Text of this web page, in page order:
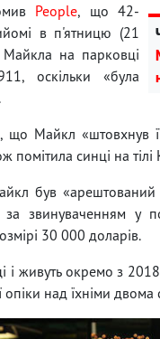
People, що 42-
в п'ятницю (21
на парковці
оскільки «була
Майкл «штовхнув
синці на тілі
був
звинуваченням у
30 000 доларів.
живуть окремо з
над їхніми